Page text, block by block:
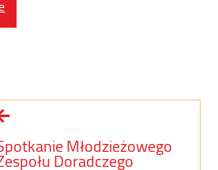
Młodzieżowego
Doradczego